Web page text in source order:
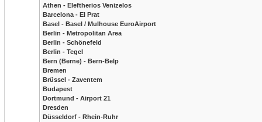
Athen - Eleftherios Venizelos
Barcelona - El Prat
Basel - Basel / Mulhouse EuroAirport
Berlin - Metropolitan Area
Berlin - Schönefeld
Berlin - Tegel
Bern (Berne) - Bern-Belp
Bremen
Brüssel - Zaventem
Budapest
Dortmund - Airport 21
Dresden
Düsseldorf - Rhein-Ruhr